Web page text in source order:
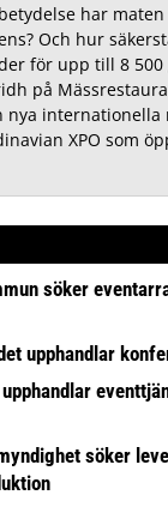
har
Och hur
för upp till 8 500
på
internationella
XPO som
söker
upphandlar
söker